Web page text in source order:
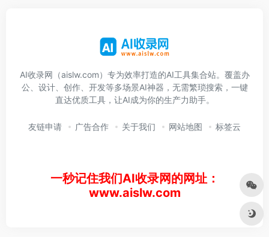
AI收录网（aislw.com）专为效率打造的AI工具集合站。覆盖办
公、设计、创作、开发等多场景AI神器，无需繁琐搜索，一键
直达优质工具，让AI成为你的生产力助手。
友链申请 广告合作 关于我们 网站地图 标签云
一秒记住我们AI收录网的网址：
www.aislw.com